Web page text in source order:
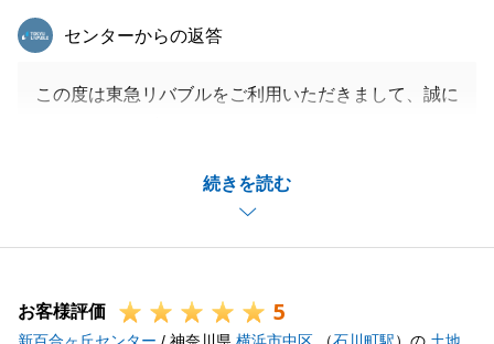
続きを読む
東急リバブル
センターからの返答
この度は東急リバブルをご利用いただきまして、誠に
お忙しい中、様々なご対応をいただき本当にありがと
うございます。
けください。
お客様評価 5